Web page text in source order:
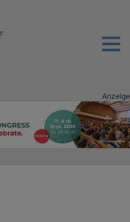
Menu
Anzeige